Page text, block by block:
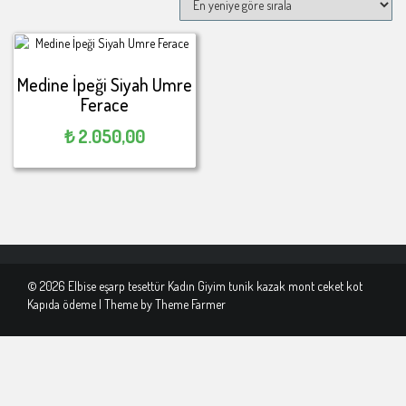
Medine İpeği Siyah Umre
Ferace
₺2.050,00
© 2026 Elbise eşarp tesettür Kadın Giyim tunik kazak mont ceket kot
Kapıda ödeme | Theme byTheme Farmer